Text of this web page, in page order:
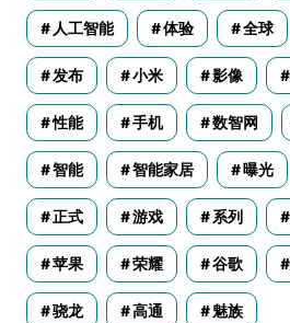
人工智能 体验 全球
发布 小米 影像
性能 手机 数智网
智能 智能家居 曝光
正式 游戏 系列
苹果 荣耀 谷歌
骁龙 高通 魅族